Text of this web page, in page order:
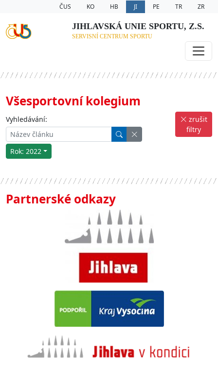
ČUS KO HB JI PE TR ZR
JIHLAVSKÁ UNIE SPORTU, Z.S.
SERVISNÍ CENTRUM SPORTU
Všesportovní kolegium
Vyhledávání:
Rok: 2022
zrušit
filtry
Partnerské odkazy